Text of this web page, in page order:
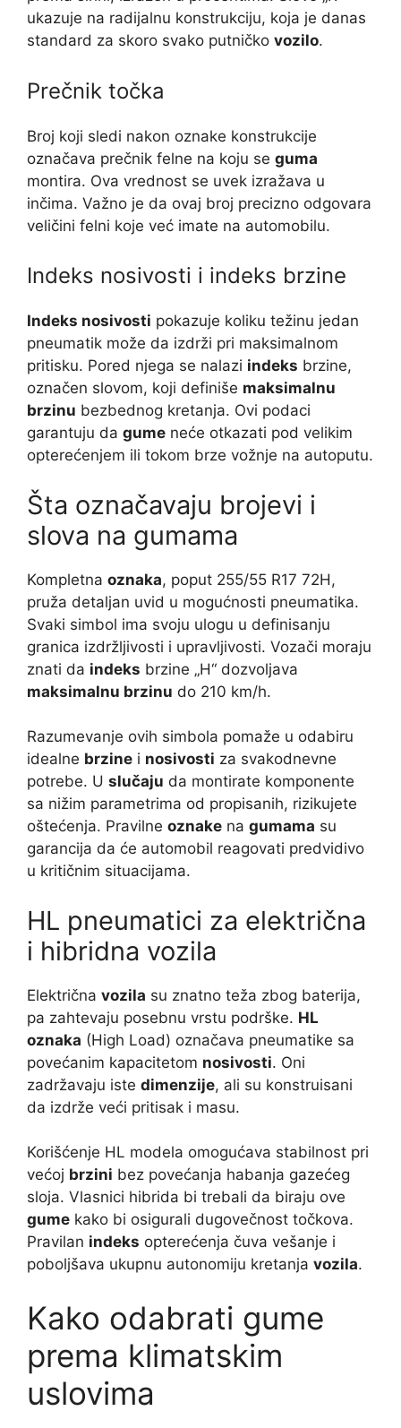
ukazuje na radijalnu konstrukciju, koja je danas
standard za skoro svako putničko vozilo.
Prečnik točka
Broj koji sledi nakon oznake konstrukcije
označava prečnik felne na koju se guma
montira. Ova vrednost se uvek izražava u
inčima. Važno je da ovaj broj precizno odgovara
veličini felni koje već imate na automobilu.
Indeks nosivosti i indeks brzine
Indeks nosivosti pokazuje koliku težinu jedan
pneumatik može da izdrži pri maksimalnom
pritisku. Pored njega se nalazi indeks brzine,
označen slovom, koji definiše maksimalnu
brzinu bezbednog kretanja. Ovi podaci
garantuju da gume neće otkazati pod velikim
opterećenjem ili tokom brze vožnje na autoputu.
Šta označavaju brojevi i
slova na gumama
Kompletna oznaka, poput 255/55 R17 72H,
pruža detaljan uvid u mogućnosti pneumatika.
Svaki simbol ima svoju ulogu u definisanju
granica izdržljivosti i upravljivosti. Vozači moraju
znati da indeks brzine „H“ dozvoljava
maksimalnu brzinu do 210 km/h.
Razumevanje ovih simbola pomaže u odabiru
idealne brzine i nosivosti za svakodnevne
potrebe. U slučaju da montirate komponente
sa nižim parametrima od propisanih, rizikujete
oštećenja. Pravilne oznake na gumama su
garancija da će automobil reagovati predvidivo
u kritičnim situacijama.
HL pneumatici za električna
i hibridna vozila
Električna vozila su znatno teža zbog baterija,
pa zahtevaju posebnu vrstu podrške. HL
oznaka (High Load) označava pneumatike sa
povećanim kapacitetom nosivosti. Oni
zadržavaju iste dimenzije, ali su konstruisani
da izdrže veći pritisak i masu.
Korišćenje HL modela omogućava stabilnost pri
većoj brzini bez povećanja habanja gazećeg
sloja. Vlasnici hibrida bi trebali da biraju ove
gume kako bi osigurali dugovečnost točkova.
Pravilan indeks opterećenja čuva vešanje i
poboljšava ukupnu autonomiju kretanja vozila.
Kako odabrati gume
prema klimatskim
uslovima